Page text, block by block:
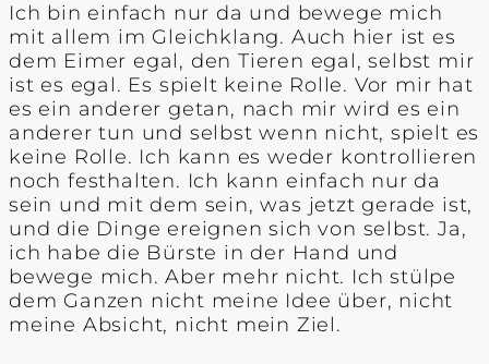
Ich bin einfach nur da und bewege mich
mit allem im Gleichklang. Auch hier ist es
dem Eimer egal, den Tieren egal, selbst mir
ist es egal. Es spielt keine Rolle. Vor mir hat
es ein anderer getan, nach mir wird es ein
anderer tun und selbst wenn nicht, spielt es
keine Rolle. Ich kann es weder kontrollieren
noch festhalten. Ich kann einfach nur da
sein und mit dem sein, was jetzt gerade ist,
und die Dinge ereignen sich von selbst. Ja,
ich habe die Bürste in der Hand und
bewege mich. Aber mehr nicht. Ich stülpe
dem Ganzen nicht meine Idee über, nicht
meine Absicht, nicht mein Ziel.